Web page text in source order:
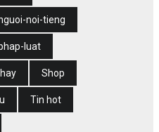
noi-tieng
luat
Shop
Tin hot